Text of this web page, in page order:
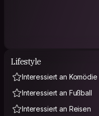
Lifestyle
Interessiert an Komödie
Interessiert an Fußball
Interessiert an Reisen